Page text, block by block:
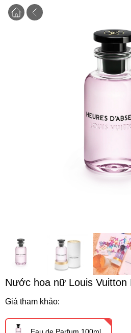
Nước hoa nữ Louis Vuitton
Giá tham khảo:
Eau de Parfum 100ml